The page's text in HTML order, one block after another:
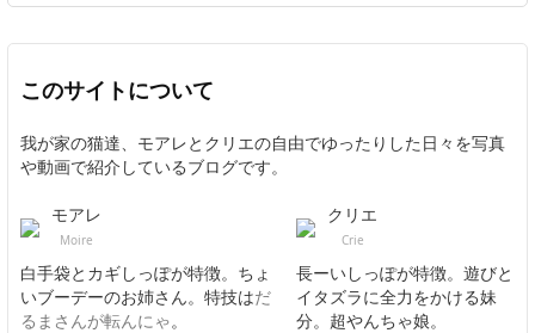
このサイトについて
我が家の猫達、モアレとクリエの自由でゆったりした日々を写真
や動画で紹介しているブログです。
モアレ
Moire
白手袋とカギしっぽが特徴。ちょ
いブーデーのお姉さん。特技はだ
るまさんが転んにゃ。
クリエ
Crie
長ーいしっぽが特徴。遊びと
イタズラに全力をかける妹
分。超やんちゃ娘。